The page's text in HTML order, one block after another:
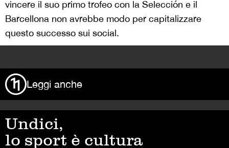
vincere il suo primo trofeo con la Selección e il
Barcellona non avrebbe modo per capitalizzare
questo successo sui social.
Leggi anche
Undici,
lo sport è cultura